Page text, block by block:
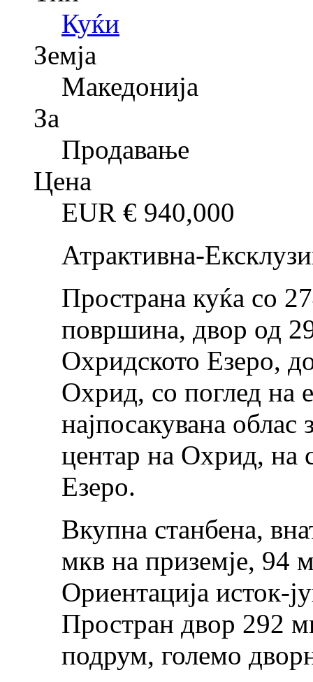
Куќи
Земја
Македонија
За
Продавање
Цена
EUR € 940,000
Атрактивна-
Пространа куќа со
површина, двор од
Охридското Езеро,
Охрид, со поглед на
најпосакувана
центар на Охрид, на
Езеро.
Вкупна станбена,
мкв на приземје, 94
Ориентација исток-
Простран двор 292
подрум, големо